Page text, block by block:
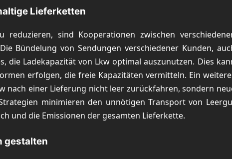
Lieferketten
sind Kooperationen zwischen
Bündelung von Sendungen verschiedener Kunden,
die Ladekapazität von Lkw optimal auszunutzen. Dies
erfolgen, die freie Kapazitäten vermitteln. Ein
nach einer Lieferung nicht leer zurückfahren, sondern
minimieren den unnötigen Transport von
und die Emissionen der gesamten Lieferkette.
gestalten